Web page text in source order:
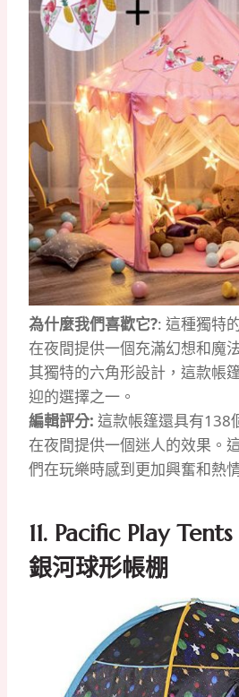
為什麼我們喜歡它?: 這種獨特
在夜間提供一個充滿幻想和魔
其獨特的六角形設計，這款帳
迎的選擇之一。
編輯評分: 這款帳篷還具有138
在夜間提供一個迷人的效果。
們在玩樂時感到更加興奮和熱
11. Pacific Play
銀河球形帳棚